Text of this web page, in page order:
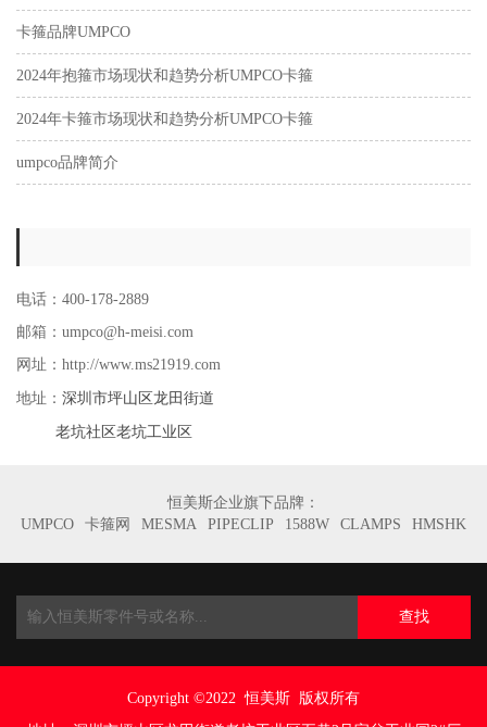
卡箍品牌UMPCO
2024年抱箍市场现状和趋势分析UMPCO卡箍
2024年卡箍市场现状和趋势分析UMPCO卡箍
umpco品牌简介
电话：400-178-2889
邮箱：umpco@h-meisi.com
网址：http://www.ms21919.com
地址： 深圳市坪山区龙田街道
老坑社区老坑工业区
恒美斯企业旗下品牌：
UMPCO
卡箍网 MESMA PIPECLIP 1588W CLAMPS HMSHK
查找
Copyright ©2022 恒美斯 版权所有